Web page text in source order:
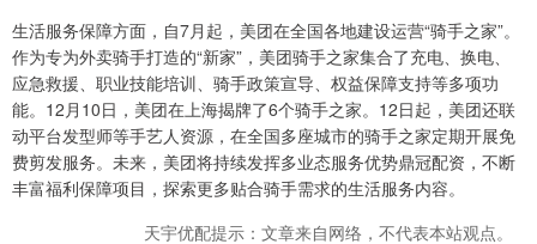
生活服务保障方面，自7月起，美团在全国各地建设运营“骑手之家”。
作为专为外卖骑手打造的“新家”，美团骑手之家集合了充电、换电、
应急救援、职业技能培训、骑手政策宣导、权益保障支持等多项功
能。12月10日，美团在上海揭牌了6个骑手之家。12日起，美团还联
动平台发型师等手艺人资源，在全国多座城市的骑手之家定期开展免
费剪发服务。未来，美团将持续发挥多业态服务优势鼎冠配资，不断
丰富福利保障项目，探索更多贴合骑手需求的生活服务内容。
天宇优配提示：文章来自网络，不代表本站观点。